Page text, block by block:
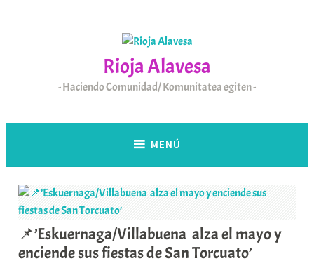
Rioja Alavesa
Haciendo Comunidad/ Komunitatea egiten
MENÚ
📌’Eskuernaga/Villabuena alza el mayo y
enciende sus fiestas de San Torcuato’